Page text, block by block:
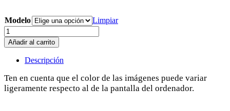
Modelo
Limpiar
Lib46
Estuche-
vaso
para
lápices
(2
modelos)
cantidad
Añadir al carrito
Descripción
Ten en cuenta que el color de las imágenes puede variar
ligeramente respecto al de la pantalla del ordenador.